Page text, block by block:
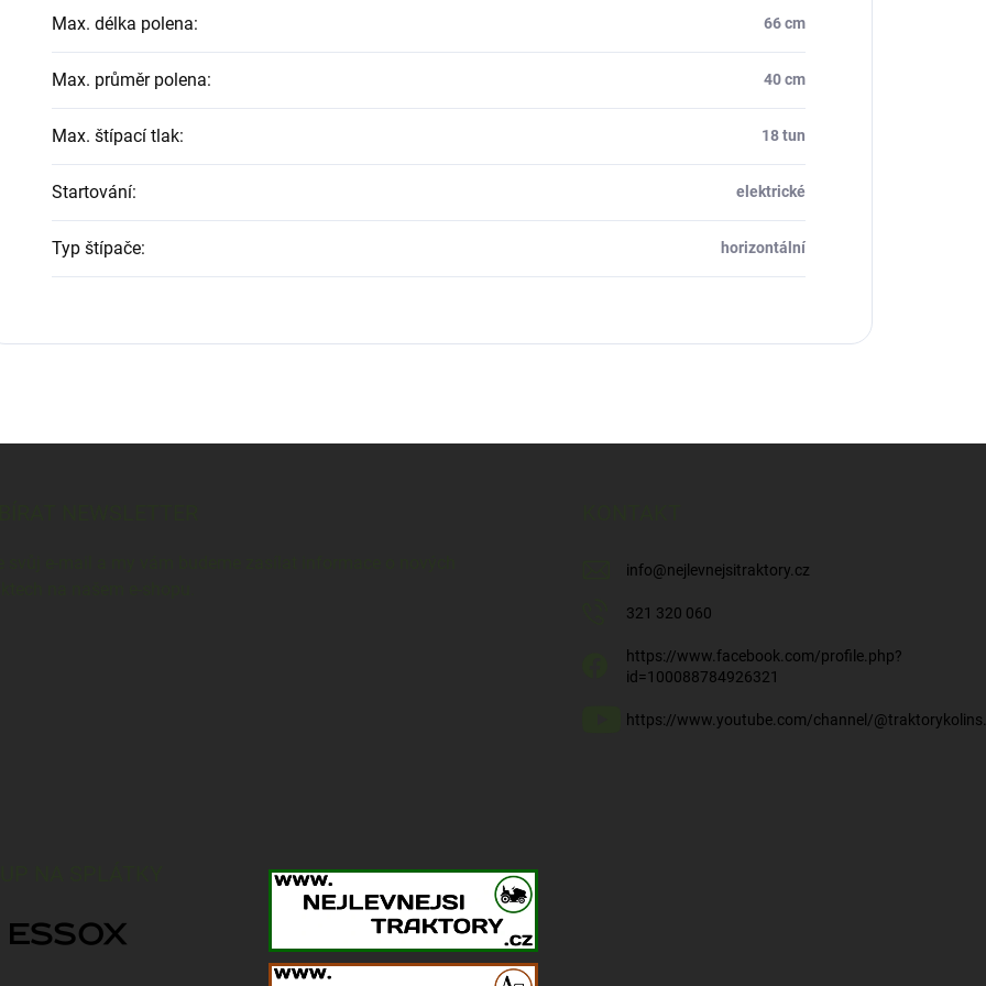
Max. délka polena: 66 cm
Max. průměr polena: 40 cm
Max. štípací tlak: 18 tun
Startování: elektrické
Typ štípače: horizontální
info@nejlevnejsitraktory.cz
321 320 060
https://www.facebook.com/profile.php?
id=100088784926321
https://www.youtube.com/channel/